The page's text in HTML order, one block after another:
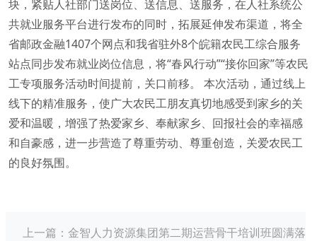
块，紧贴人社部门送岗位、送信息、送服务，在人社系统公
共就业服务平台进行发布的同时，拓展延伸发布渠道，将全
省邮政金融1407个网点和我省驻外8个皖籍农民工综合服务
站点同步发布就业岗位信息，将“春风行动”“接你回家”等农民
工专项服务活动时间提前，关口前移。 本次活动，通过线上
线下的精准服务，使广大农民工朋友真切地感受到家乡的关
爱和温暖，增强了热爱家乡、奉献家乡、回报社会的幸福感
和自豪感，进一步营造了尊重劳动、尊重创造，关爱农民工
的良好氛围。
上一篇： 金智人力资源集团第二期运营骨干培训班圆满落